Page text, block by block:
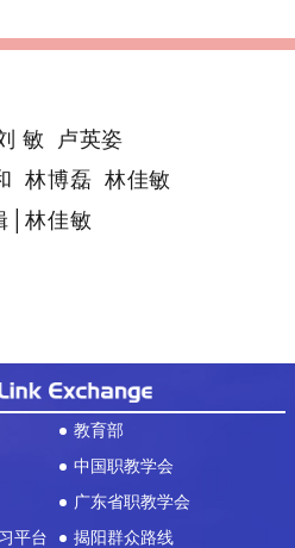
敏 卢英姿
林博磊 林佳敏
│林佳敏
教育部
中国职教学会
广东省职教学会
平台
揭阳群众路线